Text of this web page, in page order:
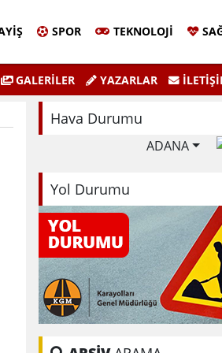
SPOR TEKNOLOJI
Pazar Günü Beşiktaş'ta
GALERİLER YAZARLAR
Hava Durumu
ADANA
Yol Durumu